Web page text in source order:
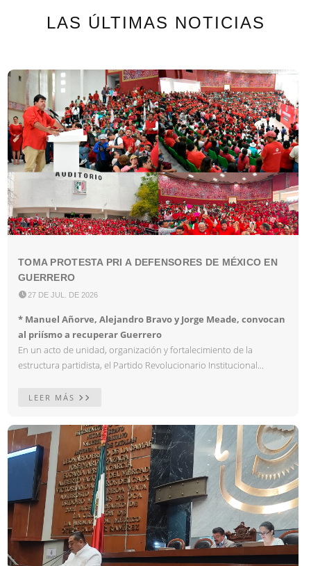
LAS ÚLTIMAS NOTICIAS
TOMA PROTESTA PRI A DEFENSORES DE MÉXICO EN
GUERRERO
 27 DE JUL. DE 2026
* Manuel Añorve, Alejandro Bravo y Jorge Meade, convocan
al priísmo a recuperar Guerrero
En un acto de unidad, organización y fortalecimiento de la
estructura partidista, el Partido Revolucionario Institucional...
LEER MÁS